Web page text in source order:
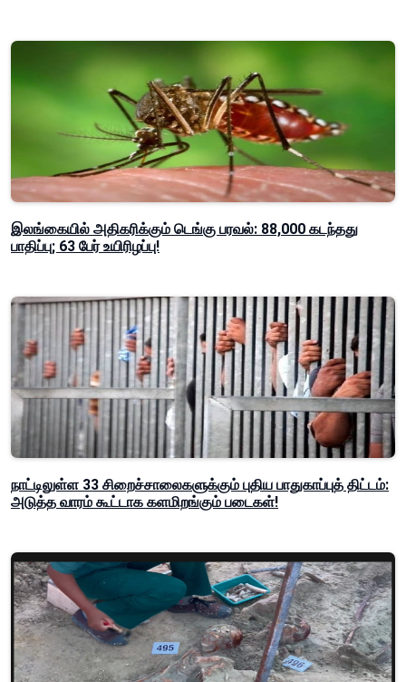
இலங்கையில் அதிகரிக்கும் டெங்கு பரவல்: 88,000 கடந்தது
பாதிப்பு; 63 பேர் உயிரிழப்பு!
நாட்டிலுள்ள 33 சிறைச்சாலைகளுக்கும் புதிய பாதுகாப்புத் திட்டம்:
அடுத்த வாரம் கூட்டாக களமிறங்கும் படைகள்!